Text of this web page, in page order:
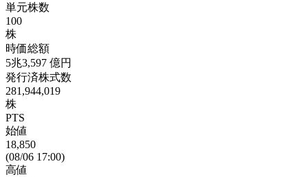
単元株数
100
株
時価総額
5兆3,597 億円
発行済株式数
281,944,019
株
PTS
始値
18,850
(08/06 17:00)
高値